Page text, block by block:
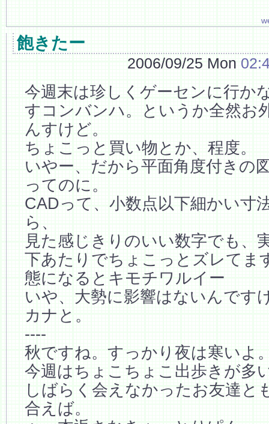
飽きたー
2006/09/25 Mon
今週末は珍しくゲーセンに行か
すコンバンハ。というか全然お
んすけど。
ちょこっと買い物とか、程度。
いやー、だから平面角度付きの
ってのに。
CADって、小数点以下細かい寸
ら、
見た感じきりのいい数字でも、
下あたりでちょこっとズレてま
態になるとキモチワルイー
いや、大勢に影響はないんです
カナと。
----
秋ですね。すっかり夜は寒いよ
今週はちょこちょこ出歩きが多
しばらく会えなかったお友達と
合えば。